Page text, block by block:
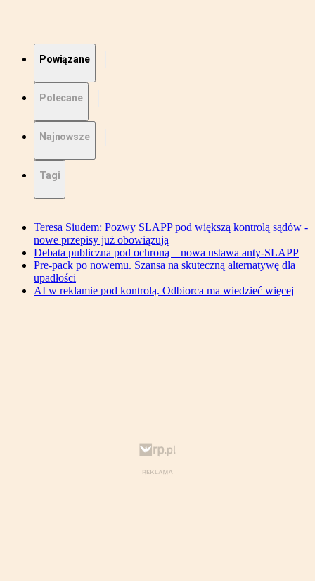
Powiązane
Polecane
Najnowsze
Tagi
Teresa Siudem: Pozwy SLAPP pod większą kontrolą sądów -
nowe przepisy już obowiązują
Debata publiczna pod ochroną – nowa ustawa anty-SLAPP
Pre-pack po nowemu. Szansa na skuteczną alternatywę dla
upadłości
AI w reklamie pod kontrolą. Odbiorca ma wiedzieć więcej